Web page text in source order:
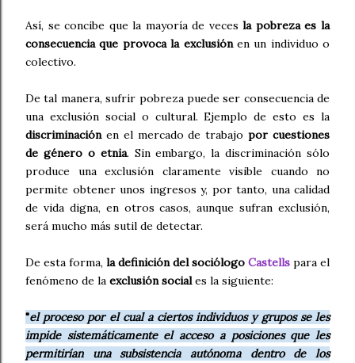
Así, se concibe que la mayoría de vecesla pobreza es la
consecuencia que provoca la exclusiónen un individuo o
colectivo.
De tal manera, sufrir pobreza puede ser consecuencia de
una exclusión social o cultural. Ejemplo de esto es la
discriminaciónen el mercado de trabajo por cuestiones
de género o etnia. Sin embargo, la discriminación sólo
produce una exclusión claramente visible cuando no
permite obtener unos ingresos y, por tanto, una calidad
de vida digna, en otros casos, aunque sufran exclusión,
será mucho más sutil de detectar.
De esta forma, la definición del sociólogo Castells para el
fenómeno de la exclusión sociales la siguiente:
"el proceso por el cual a ciertos individuos y grupos se les
impide sistemáticamente el acceso a posiciones que les
permitirían una subsistencia autónoma dentro de los